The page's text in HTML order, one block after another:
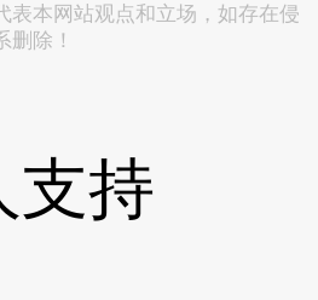
表本网站观点和立场，如存在侵
除！
支持